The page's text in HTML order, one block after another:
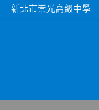
新北市崇光高級中學